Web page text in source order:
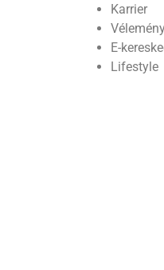
Karrier
E-
Lifestyle